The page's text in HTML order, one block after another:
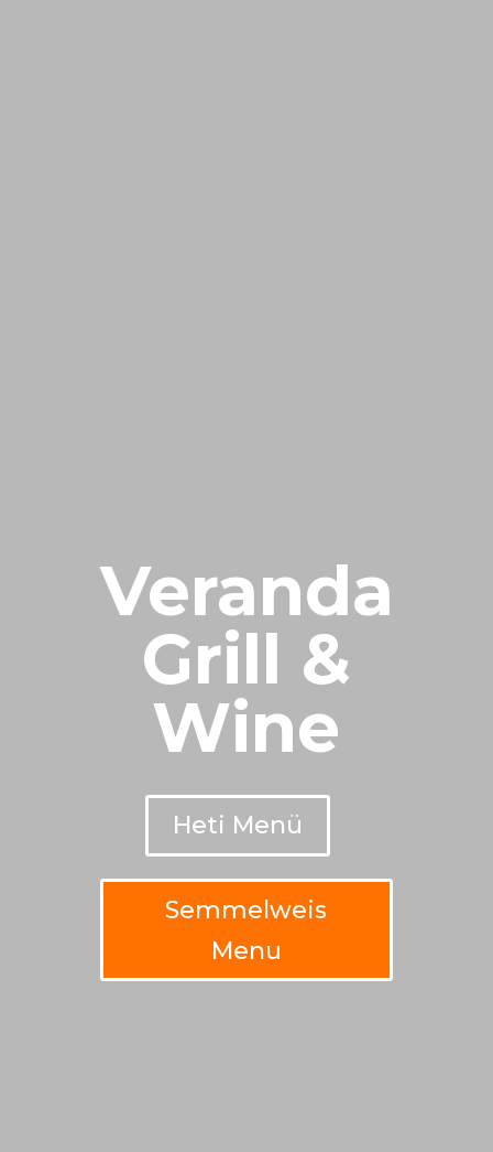
Veranda
Grill &
Wine
Heti Menü
Semmelweis
Menu